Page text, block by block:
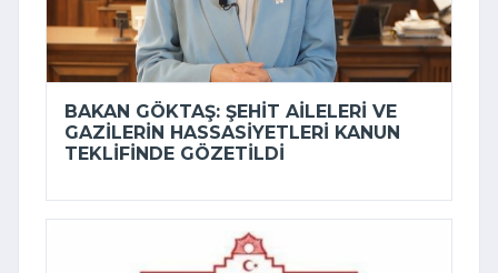
BAKAN GÖKTAŞ: ŞEHIT AILELERI VE
GAZILERIN HASSASIYETLERI KANUN
TEKLIFINDE GÖZETILDI